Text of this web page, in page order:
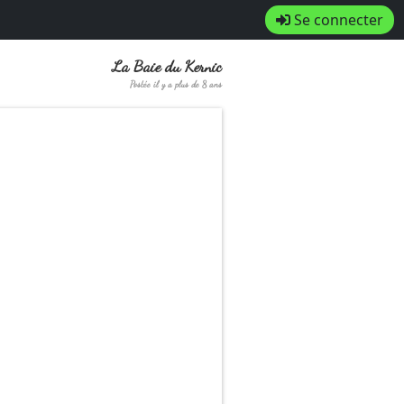
Se connecter
La Baie du Kernic
Postée il y a plus de 8 ans